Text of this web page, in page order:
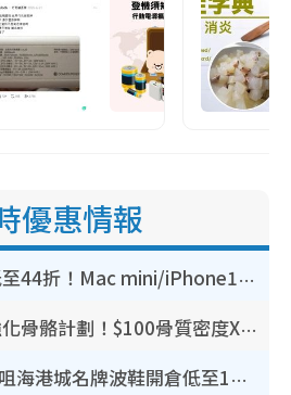
優惠情報
豐澤優惠勁減低至44折！Mac mini/iPhone17Pro大減價！廚房家電$220起
港大推賽馬會強化骨骼計劃！$100骨質密度X光檢查 完成免費運動訓練送超市禮券！附參加資格
開倉優惠 | 尖沙咀海港城名牌波鞋開倉低至1折！On鞋$899起／Joy&Peace鞋履$98起